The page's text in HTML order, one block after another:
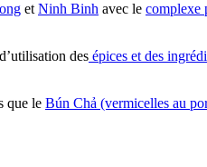
et Ninh Binh avec le complexe
des épices et des
que le Bún Chả (vermicelles au